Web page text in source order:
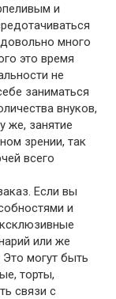
и
много
это время
не
заниматься
внуков,
же, занятие
зрении, так
всего
Если вы
и
или же
могут быть
торты,
связи с